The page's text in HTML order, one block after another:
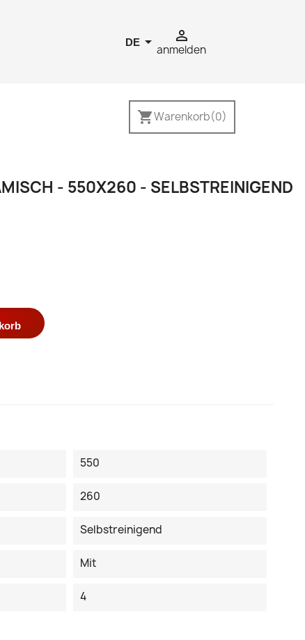
DE  
anmelden
shopping_cartWarenkorb(0)
- 550X260 - SELBSTREINIGEND
550
260
Selbstreinigend
Mit
4